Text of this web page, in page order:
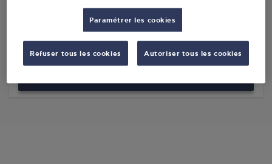
LE MARCHE DE LA PLAGE VALRAS PLAGE
Paramétrer les cookies
Refuser tous les cookies Autoriser tous les cookies